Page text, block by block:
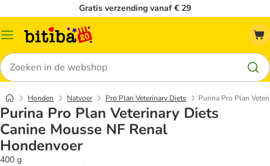
Gratis verzending vanaf € 29
Catalogusmenu
Zoeken
Honden Natvoer Pro Plan Veterinary Diets Purina Pro Plan
Purina Pro Plan Veterinary Diets
Canine Mousse NF Renal
Hondenvoer
400 g